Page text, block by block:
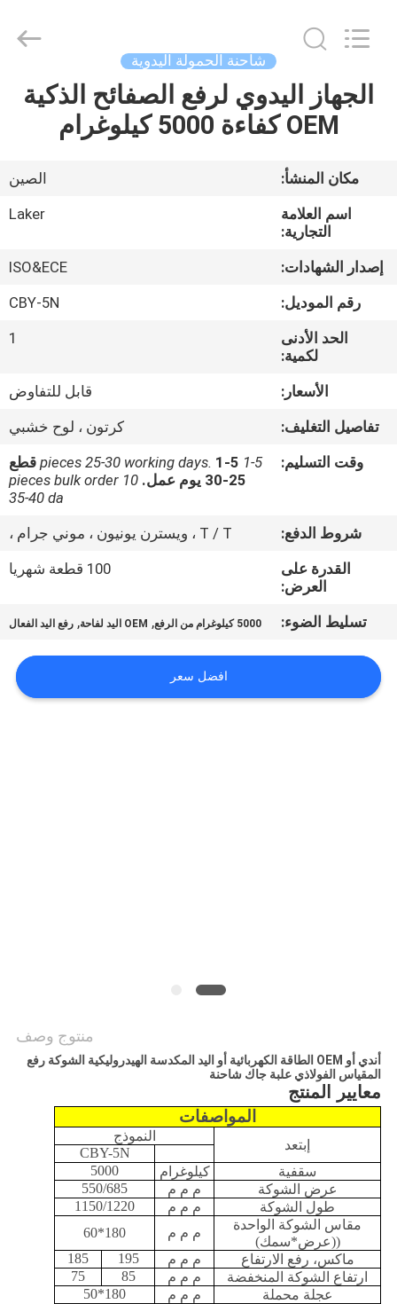
منزل
حول
جولة
ضبط
الجودة
الموقع
AUTOPARTS
CO.,LIMITED.
شاحنة الحمولة اليدوية
الجهاز اليدوي لرفع الصفائح الذكية
OEM كفاءة 5000 كيلوغرام
مكان المنشأ:
الصين
اسم العلامة
التجارية:
Laker
إصدار الشهادات:
ISO&ECE
رقم الموديل:
CBY-5N
الحد الأدنى
لكمية:
1
الأسعار:
قابل للتفاوض
تفاصيل التغليف:
كرتون ، لوح خشبي
وقت التسليم:
1-5 pieces 25-30 working days.
1-5 قطع
25-30 يوم عمل.
10 pieces bulk order
35-40 da
شروط الدفع:
T / T ، ويسترن يونيون ، موني جرام ،
القدرة على
العرض:
100 قطعة شهريا
تسليط الضوء: 5000 كيلوغرام من الرفع , OEM اليد لفاحة , رفع اليد الفعال
افضل سعر
منتوج وصف
أندي أو OEM الطاقة الكهربائية أو اليد المكدسة الهيدروليكية الشوكة رفع
المقياس الفولاذي علبة جاك شاحنة
معايير المنتج
المواصفات
إبتعد
النموذج
CBY-5N
سقفية
كيلوغرام
5000
عرض الشوكة
م م م
550/685
طول الشوكة
م م م
1150/1220
مقاس الشوكة الواحدة
((عرض*سمك)
م م م
180*60
ماكس، رفع الارتفاع
م م م 195
185
ارتفاع الشوكة المنخفضة
م م م 85
75
عجلة محملة
م م م
180*50